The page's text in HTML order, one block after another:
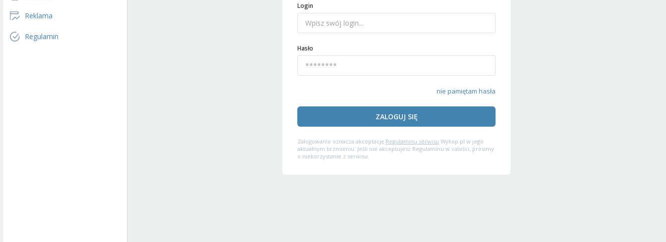
Reklama
Regulamin
Login
Hasło
nie pamiętam hasła
ZALOGUJ SIĘ
Zalogowanie oznacza akceptację Regulaminu serwisu Wykop.pl w jego
aktualnym brzmieniu. Jeśli nie akceptujesz Regulaminu w całości, prosimy
o niekorzystanie z serwisu.